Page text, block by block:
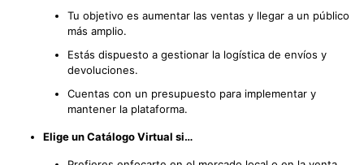
Tu objetivo es aumentar las ventas y llegar a un público
más amplio.
Estás dispuesto a gestionar la logística de envíos y
devoluciones.
Cuentas con un presupuesto para implementar y
mantener la plataforma.
Elige un Catálogo Virtual si…